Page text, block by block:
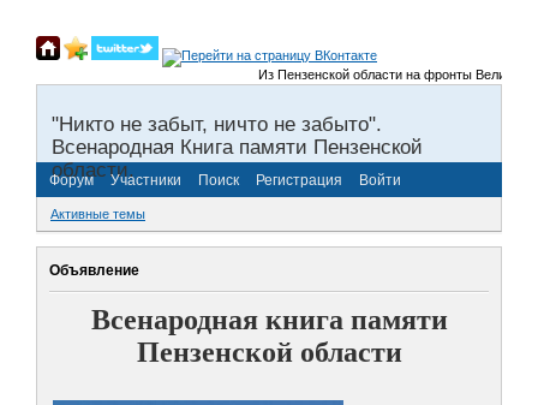
Из Пензенской области на фронты Великой
"Никто не забыт, ничто не забыто".
Всенародная Книга памяти Пензенской
области.
Форум Участники Поиск Регистрация Войти
Активные темы
Объявление
Всенародная книга памяти
Пензенской области